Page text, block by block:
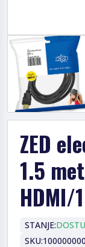
ZED
1.5
HDMI/
STANJE:
SKU: